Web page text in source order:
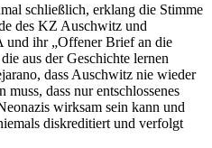
schließlich, erklang die Stimme
des KZ Auschwitz und
ihr „Offener Brief an die
aus der Geschichte lernen
dass Auschwitz nie wieder
muss, dass nur entschlossenes
wirksam sein kann und
diskreditiert und verfolgt